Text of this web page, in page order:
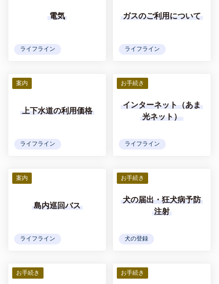
電気
ライフライン
ガスのご利用について
ライフライン
案内
上下水道の利用価格
ライフライン
お手続き
インターネット（あま
光ネット）
ライフライン
案内
島内巡回バス
ライフライン
お手続き
犬の届出・狂犬病予防
注射
犬の登録
お手続き お手続き